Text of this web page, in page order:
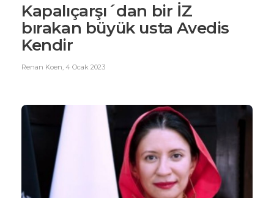
Kapalıçarşı´dan bir İZ
bırakan büyük usta Avedis
Kendir
Renan Koen 4 Ocak 2023